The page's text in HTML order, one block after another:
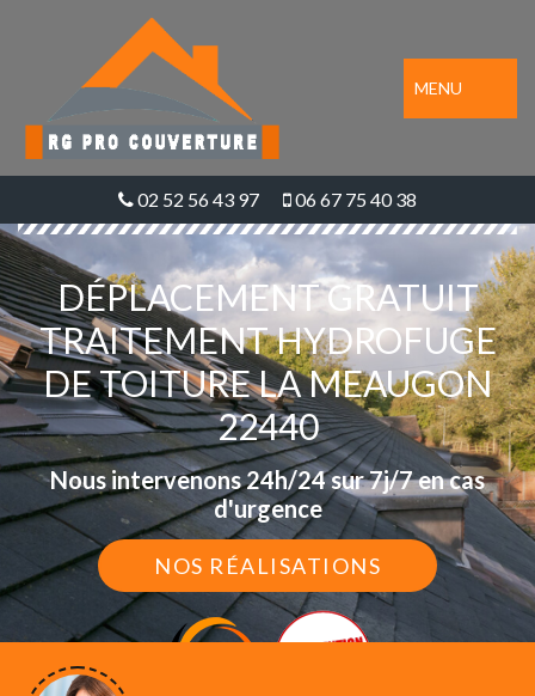
MENU
02 52 56 43 97 06 67 75 40 38
DÉPLACEMENT GRATUIT
TRAITEMENT HYDROFUGE
DE TOITURE LA MEAUGON
22440
Nous intervenons 24h/24 sur 7j/7 en cas
d'urgence
NOS RÉALISATIONS